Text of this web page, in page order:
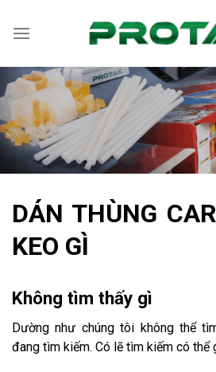
qua
dung
DÁN THÙNG
KEO GÌ
Không tìm thấy gì
Dường như chúng tôi không thể
đang tìm kiếm. Có lẽ tìm kiếm có thể